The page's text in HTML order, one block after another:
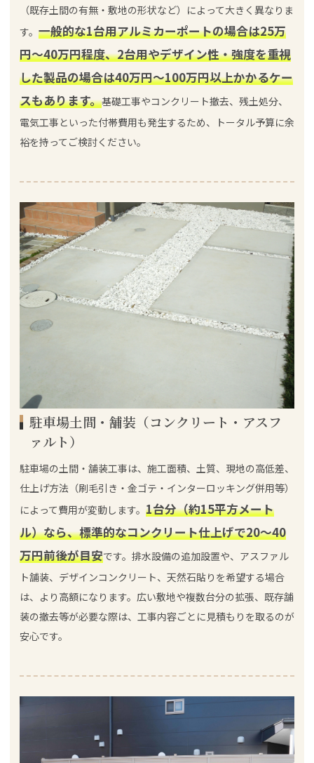
（既存土間の有無・敷地の形状など）によって大きく異なりま
す。 一般的な1台用アルミカーポートの場合は25万
円〜40万円程度、2台用やデザイン性・強度を重視
した製品の場合は40万円〜100万円以上かかるケー
スもあります。基礎工事やコンクリート撤去、残土処分、
電気工事といった付帯費用も発生するため、トータル予算に余
裕を持ってご検討ください。
駐車場土間・舗装（コンクリート・アスフ
ァルト）
駐車場の土間・舗装工事は、施工面積、土質、現地の高低差、
仕上げ方法（刷毛引き・金ゴテ・インターロッキング併用等）
によって費用が変動します。 1台分（約15平方メート
ル）なら、標準的なコンクリート仕上げで20〜40
万円前後が目安です。排水設備の追加設置や、アスファル
ト舗装、デザインコンクリート、天然石貼りを希望する場合
は、より高額になります。広い敷地や複数台分の拡張、既存舗
装の撤去等が必要な際は、工事内容ごとに見積もりを取るのが
安心です。